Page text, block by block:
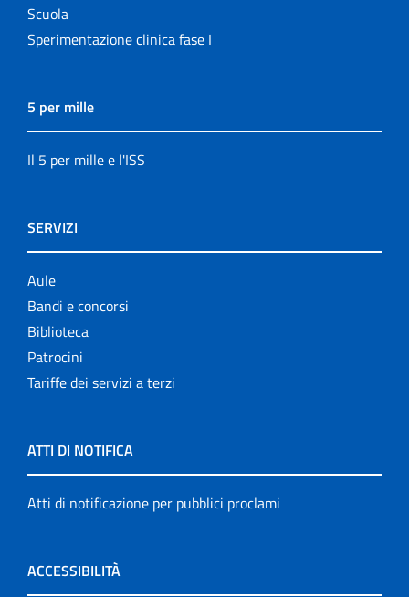
Scuola
Sperimentazione clinica fase I
5 per mille
Il 5 per mille e l'ISS
SERVIZI
Aule
Bandi e concorsi
Biblioteca
Patrocini
Tariffe dei servizi a terzi
ATTI DI NOTIFICA
Atti di notificazione per pubblici proclami
ACCESSIBILITÀ